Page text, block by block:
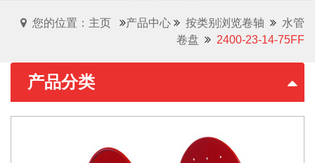
您的位置：主页 产品中心 按类别浏览卷轴
水管
卷盘
2400-23-14-75FF
产品分类